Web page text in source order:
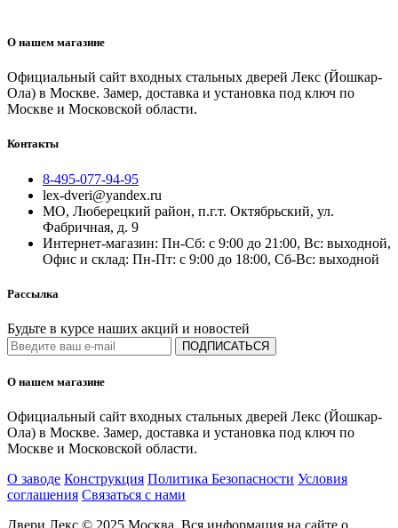
О нашем магазине
Официальный сайт входных стальных дверей Лекс (Йошкар-
Ола) в Москве. Замер, доставка и установка под ключ по
Москве и Московской области.
Контакты
8-495-077-94-95
lex-dveri@yandex.ru
МО, Люберецкий район, п.г.т. Октябрьский, ул.
Фабричная, д. 9
Интернет-магазин: Пн-Сб: с 9:00 до 21:00, Вс: выходной,
Офис и склад: Пн-Пт: с 9:00 до 18:00, Сб-Вс: выходной
Рассылка
Будьте в курсе наших акций и новостей
ПОДПИСАТЬСЯ
О нашем магазине
Официальный сайт входных стальных дверей Лекс (Йошкар-
Ола) в Москве. Замер, доставка и установка под ключ по
Москве и Московской области.
О заводе Конструкция Политика Безопасности Условия
соглашения Связаться с нами